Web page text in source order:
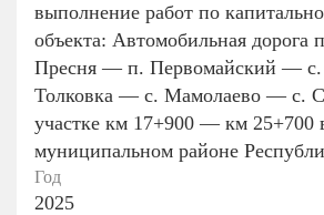
выполнение работ по
объекта: Автомобильная дорога
Пресня — п. Первомайский — с.
Толковка — с. Мамолаево — с.
участке км 17+900 — км 25+700
муниципальном районе
Год
2025